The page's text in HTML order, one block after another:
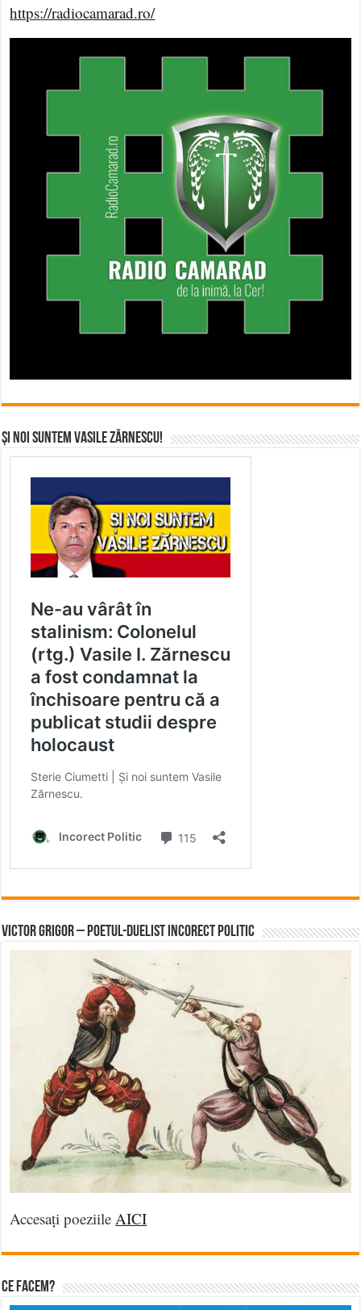
https://radiocamarad.ro/
Și noi suntem Vasile Zărnescu!
Victor Grigor – Poetul-Duelist Incorect Politic
Accesați poeziileAICI
Ce facem?